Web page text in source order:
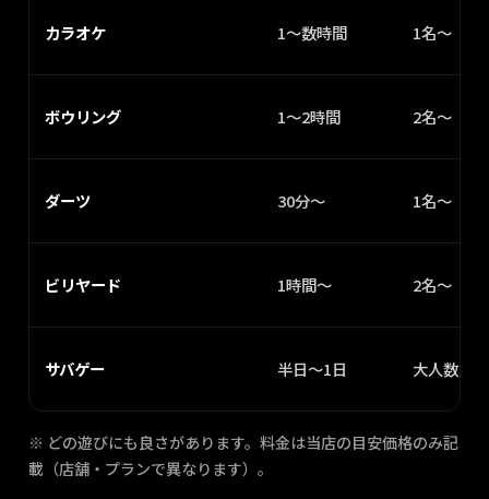
カラオケ 1〜数時間 1名〜
ボウリング 1〜2時間 2名〜
ダーツ 30分〜 1名〜
ビリヤード 1時間〜 2名〜
サバゲー 半日〜1日 大人数向き
※ どの遊びにも良さがあります。料金は当店の目安価格のみ記
載（店舗・プランで異なります）。